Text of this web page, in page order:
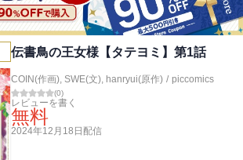
伝書鳥の王女様【タテヨミ】第1話
COIN(作画), SWE(文), hanryui(原作) / piccomics
(0)
レビューを書く
無料
2024年12月18日 配信